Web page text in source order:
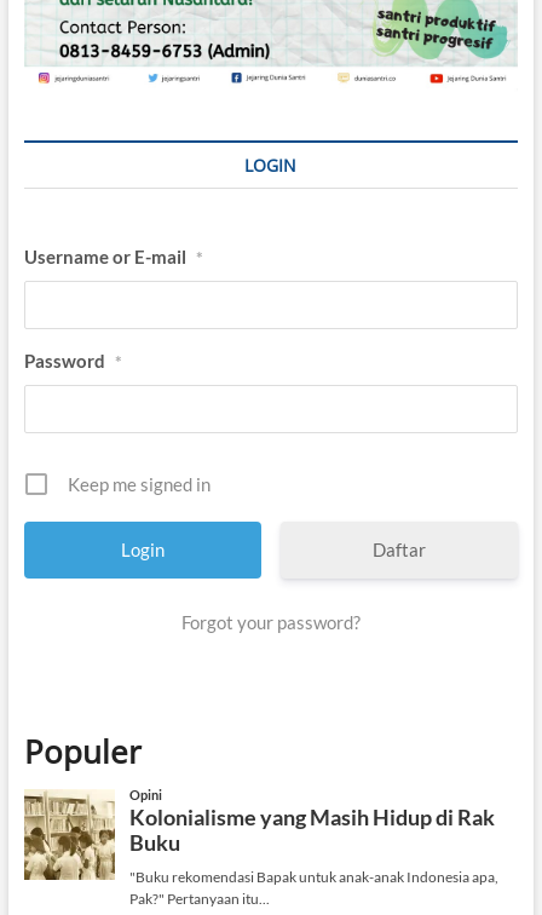
LOGIN
Username or E-mail *
Password *
Keep me signed in
Daftar
Forgot your password?
Populer